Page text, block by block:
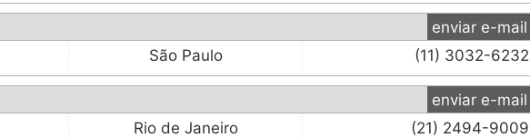
enviar e-mail
São Paulo
(11) 3032-6232
enviar e-mail
Rio de Janeiro (21) 2494-9009